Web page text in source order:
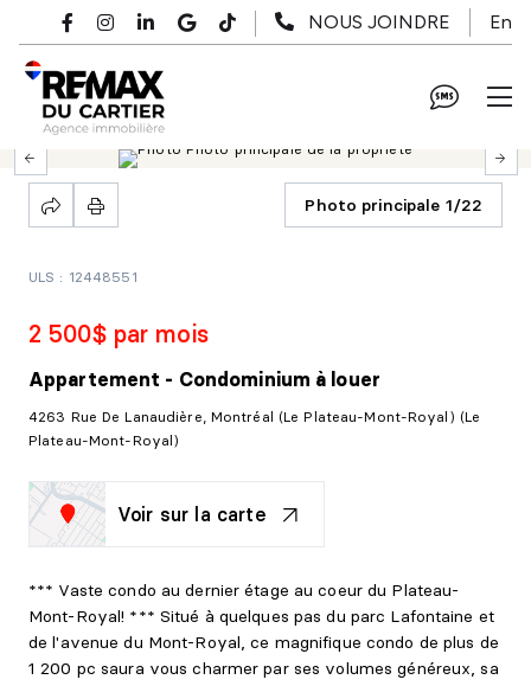
Passer au contenu principal
NOUS JOINDRE En